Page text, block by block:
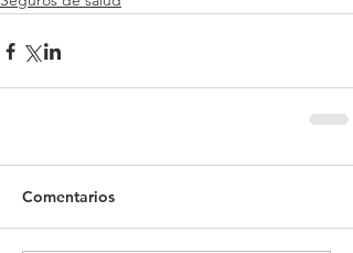
Comentarios